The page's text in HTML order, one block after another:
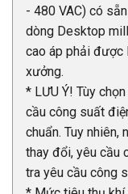
- 480 VAC) có
dòng Desktop
cao áp phải được
xưởng.
* LƯU Ý! Tùy
cầu công suất
chuẩn. Tuy nhiên,
thay đổi, yêu cầu
tra yêu cầu công